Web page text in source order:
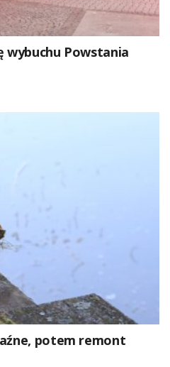
wybuchu Powstania
potem remont